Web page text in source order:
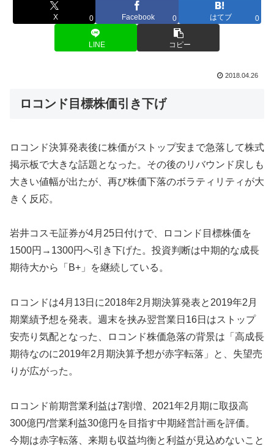
X 0 Facebook 0 はてブ 0
LINE コピー
2018.04.26
ロコンド目標株価引き下げ
ロコンド決算発表後に株価がストップ安まで急落して株式
掲示板で大きな話題となった。その後のリバウンド戻しも
大きい値幅が出たが、再び株価下落のボラティリティが大
きく反応。
岩井コスモ証券が4月25日付けで、ロコンド目標株価を
1500円→1300円へ引き下げた。投資判断は中期的な成長
期待大から「B+」を継続している。
ロコンドは4月13日に2018年2月期決算発表と2019年2月
期業績予想を発表。週末を挟み翌営業日16日はストップ
安売り気配となった、ロコンド株価急落の背景は「高成長
期待なのに2019年2月期決算予想が赤字転落」と、失望売
りが広がった。
ロコンド前期営業利益は7割増、2021年2月期に取扱高
300億円/営業利益30億円を目指す中期経営計画を評価。
今期は赤字転落、来期も収益均衡と利益が見込めないこと